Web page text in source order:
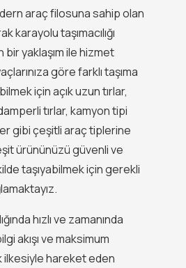
araç filosuna sahip olan
karayolu taşımacılığı
yaklaşım ile hizmet
göre farklı taşıma
için açık uzun tırlar,
tırlar, kamyon tipi
gibi çeşitli araç tiplerine
ürününüzü güvenli ve
taşıyabilmek için gerekli
hızlı ve zamanında
akışı ve maksimum
hareket eden